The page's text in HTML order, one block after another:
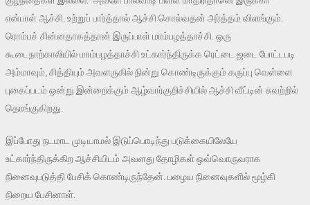
என்பாள் ஆச்சி. உற்றுப் பார்த்தால் ஆச்சி சொல்வதன் அர்த்தம் விளங்கும்.
ரொம்பச் சின்னதாகத்தான் இருப்பாள் மாம்பழத்தாச்சி. ஒரு
கூடைநாற்காலியில் மாம்பழத்தாச்சி உட்கார்ந்திருக்க ரெட்டை ஜடை போட்டபடி
அம்மாவும், சித்தியும் அவளருகில் நின்று கொண்டிருக்கும் கருப்பு வெள்ளை
புகைப்படம் ஒன்று இன்றைக்கும் ஆழ்வார்குறிச்சியில் ஆச்சி வீட்டின் சுவற்றில்
தொங்குகிறது.
இப்போது நடமாட முடியாமல் இடுப்பொடிந்து படுக்கையிலேயே
உட்கார்ந்திருக்கிற ஆச்சியிடம் அவளது தோழிகள் ஒவ்வொருவராக
நினைவுபடுத்தி பேசிக் கொண்டிருந்தேன். பழைய நினைவுகளில் மூழ்கி
நிறைய பேசினாள்.